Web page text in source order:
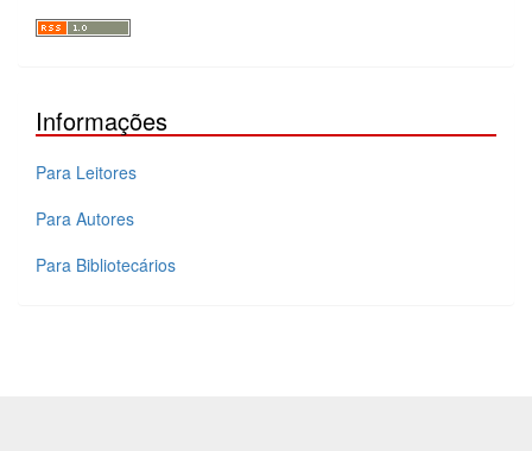
Informações
Para Leitores
Para Autores
Para Bibliotecários